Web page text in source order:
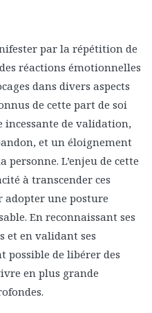
par la répétition de
réactions émotionnelles
dans divers aspects
de cette part de soi
incessante de validation,
et un éloignement
L’enjeu de cette
à transcender ces
adopter une posture
En reconnaissant ses
et en validant ses
possible de libérer des
en plus grande